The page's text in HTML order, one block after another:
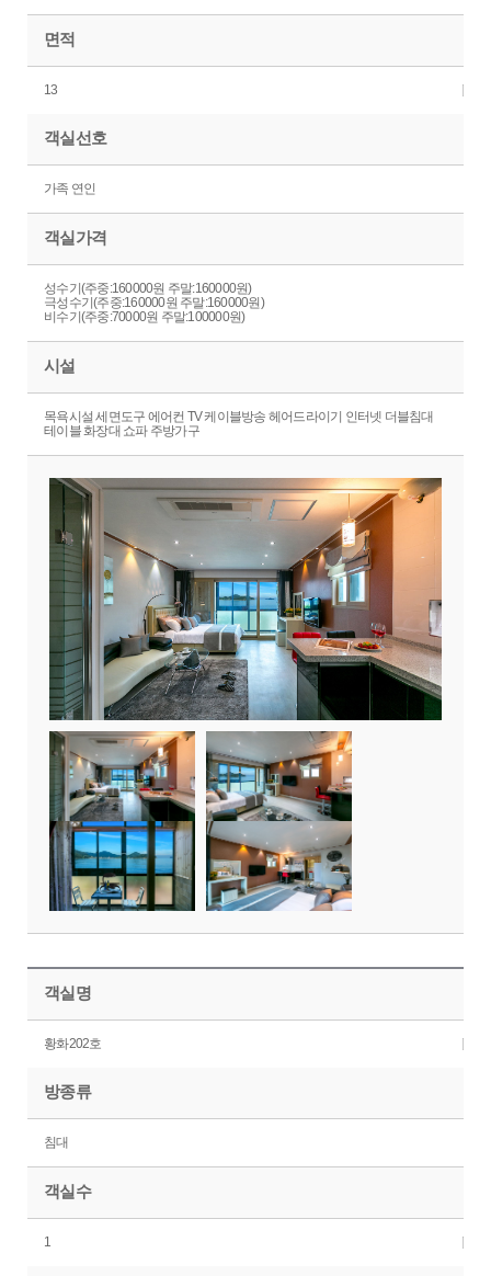
면적
13
객실선호
가족 연인
객실가격
성수기(주중:160000원 주말:160000원)
극성수기(주중:160000원 주말:160000원)
비수기(주중:70000원 주말:100000원)
시설
목욕시설 세면도구 에어컨 TV 케이블방송 헤어드라이기 인터넷 더블침대
테이블 화장대 쇼파 주방가구
객실명
황화202호
방종류
침대
객실수
1